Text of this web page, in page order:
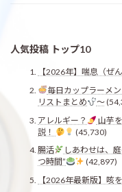
人気投稿 トップ10
【2026年】喘息（
毎日カップラーメ
リストまとめ
〜
アレルギー？
山芋
説！
(45,730)
腸活
しあわせは、
つ時間”
(42,897)
【2026年最新版】咳